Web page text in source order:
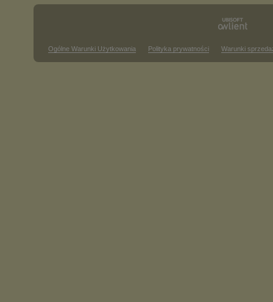
Ogólne Warunki Użytkowania Polityka prywatności Warunki